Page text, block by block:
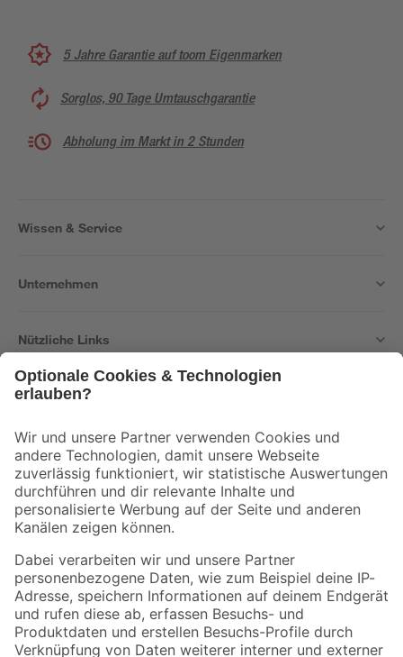
5 Jahre Garantie auf toom Eigenmarken
Sorglos, 90 Tage Umtauschgarantie
Abholung im Markt in 2 Stunden
Wissen & Service
Unternehmen
Nützliche Links
Der toom Newsletter: Keine Angebote und Aktionen mehr verpassen!
Zur Newsletter Anmeldung
Folge uns
Zahlungsarten Versandarten